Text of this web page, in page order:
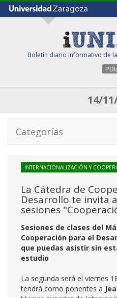
Boletín diario informativo de la
14/
Categorías
INTERNACIONALIZACIÓN Y
La Cátedra de
Desarrollo te invita
sesiones
Sesiones de clases del
Cooperación para el
que puedas asistir sin
estudio
La segunda será el viernes
tendrá como ponentes a